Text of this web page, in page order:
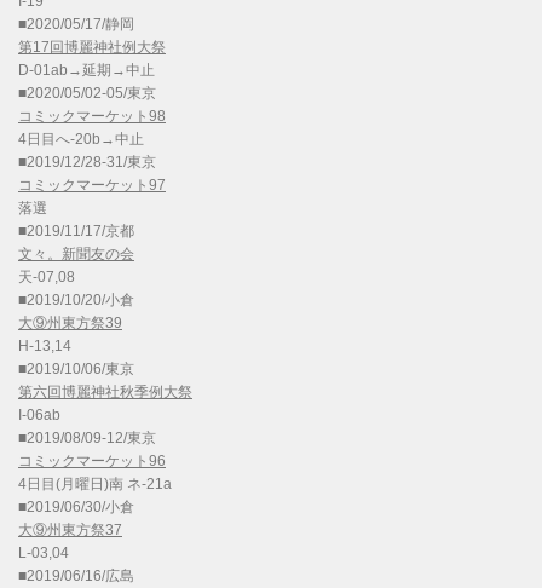
■2020/05/17/静岡
第17回博麗神社例大祭
D-01ab→延期→中止
■2020/05/02-05/東京
コミックマーケット98
4日目へ-20b→中止
■2019/12/28-31/東京
コミックマーケット97
落選
■2019/11/17/京都
文々。新聞友の会
天-07,08
■2019/10/20/小倉
大⑨州東方祭39
H-13,14
■2019/10/06/東京
第六回博麗神社秋季例大祭
I-06ab
■2019/08/09-12/東京
コミックマーケット96
4日目(月曜日)南 ネ-21a
■2019/06/30/小倉
大⑨州東方祭37
L-03,04
■2019/06/16/広島